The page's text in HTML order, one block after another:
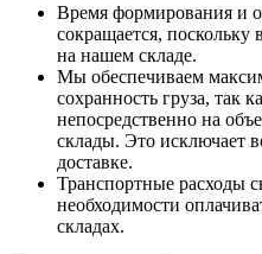
Время формирования и
сокращается, поскольку
на нашем складе.
Мы обеспечиваем
сохранность груза, так
непосредственно на
склады. Это исключает
доставке.
Транспортные расходы
необходимости
складах.